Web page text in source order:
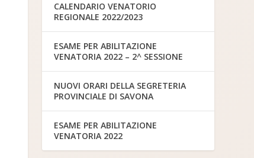
CALENDARIO VENATORIO
REGIONALE 2022/2023
ESAME PER ABILITAZIONE
VENATORIA 2022 – 2^ SESSIONE
NUOVI ORARI DELLA SEGRETERIA
PROVINCIALE DI SAVONA
ESAME PER ABILITAZIONE
VENATORIA 2022